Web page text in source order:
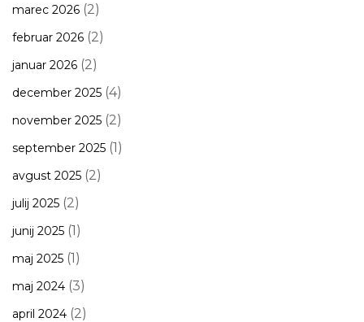
marec 2026 (2)
februar 2026 (2)
januar 2026 (2)
december 2025 (4)
november 2025 (2)
september 2025 (1)
avgust 2025 (2)
julij 2025 (2)
junij 2025 (1)
maj 2025 (1)
maj 2024 (3)
april 2024 (2)